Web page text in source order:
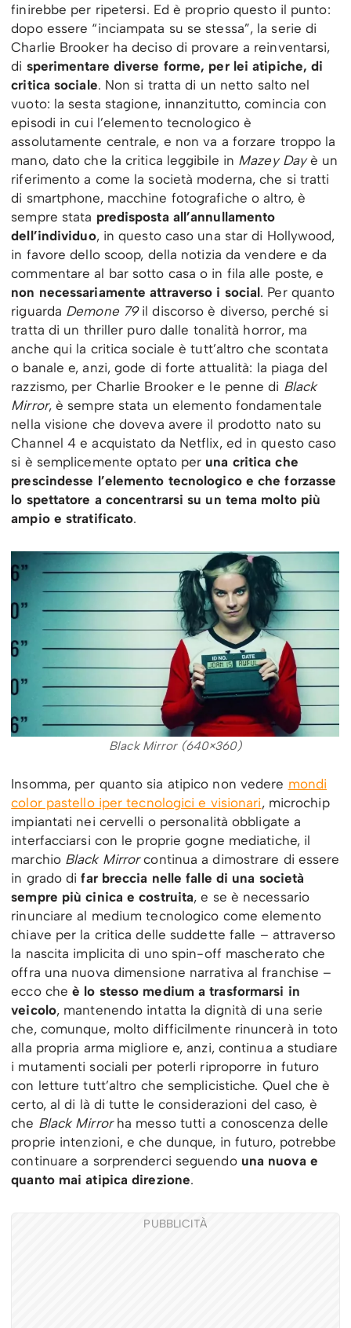
finirebbe per ripetersi. Ed è proprio questo il punto:
dopo essere “inciampata su se stessa”, la serie di
Charlie Brooker ha deciso di provare a reinventarsi,
di sperimentare diverse forme, per lei atipiche, di
critica sociale. Non si tratta di un netto salto nel
vuoto: la sesta stagione, innanzitutto, comincia con
episodi in cui l’elemento tecnologico è
assolutamente centrale, e non va a forzare troppo la
mano, dato che la critica leggibile in Mazey Dayè un
riferimento a come la società moderna, che si tratti
di smartphone, macchine fotografiche o altro, è
sempre stata predisposta all’annullamento
dell’individuo, in questo caso una star di Hollywood,
in favore dello scoop, della notizia da vendere e da
commentare al bar sotto casa o in fila alle poste, e
non necessariamente attraverso i social. Per quanto
riguarda Demone 79il discorso è diverso, perché si
tratta di un thriller puro dalle tonalità horror, ma
anche qui la critica sociale è tutt’altro che scontata
o banale e, anzi, gode di forte attualità: la piaga del
razzismo, per Charlie Brooker e le penne di Black
Mirror, è sempre stata un elemento fondamentale
nella visione che doveva avere il prodotto nato su
Channel 4 e acquistato da Netflix, ed in questo caso
si è semplicemente optato per una critica che
prescindesse l’elemento tecnologico e che forzasse
lo spettatore a concentrarsi su un tema molto più
ampio e stratificato.
Black Mirror (640×360)
Insomma, per quanto sia atipico non vedere mondi
color pastello iper tecnologici e visionari, microchip
impiantati nei cervelli o personalità obbligate a
interfacciarsi con le proprie gogne mediatiche, il
marchio Black Mirrorcontinua a dimostrare di essere
in grado difar breccia nelle falle di una società
sempre più cinica e costruita, e se è necessario
rinunciare al medium tecnologico come elemento
chiave per la critica delle suddette falle – attraverso
la nascita implicita di uno spin-off mascherato che
offra una nuova dimensione narrativa al franchise –
ecco cheè lo stesso medium a trasformarsi in
veicolo, mantenendo intatta la dignità di una serie
che, comunque, molto difficilmente rinuncerà in toto
alla propria arma migliore e, anzi, continua a studiare
i mutamenti sociali per poterli riproporre in futuro
con letture tutt’altro che semplicistiche. Quel che è
certo, al di là di tutte le considerazioni del caso, è
che Black Mirrorha messo tutti a conoscenza delle
proprie intenzioni, e che dunque, in futuro, potrebbe
continuare a sorprenderci seguendo una nuova e
quanto mai atipica direzione.
PUBBLICITÀ